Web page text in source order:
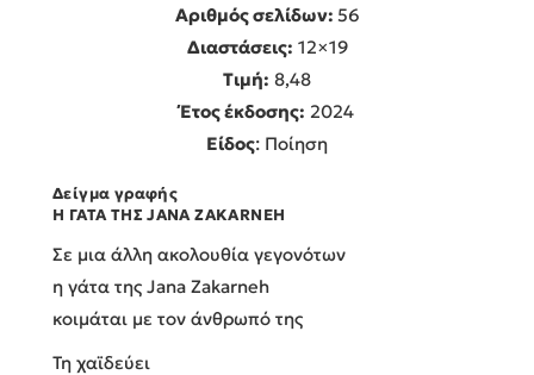
Αριθμός σελίδων: 56
Διαστάσεις: 12×19
Τιμή: 8,48
Έτος έκδοσης: 2024
Είδος: Ποίηση
Δείγμα γραφής
Η ΓΑΤΑ ΤΗΣ JANA ZAKARNEH
Σε μια άλλη ακολουθία γεγονότων
η γάτα της Jana Zakarneh
κοιμάται με τον άνθρωπό της
Τη χαϊδεύει